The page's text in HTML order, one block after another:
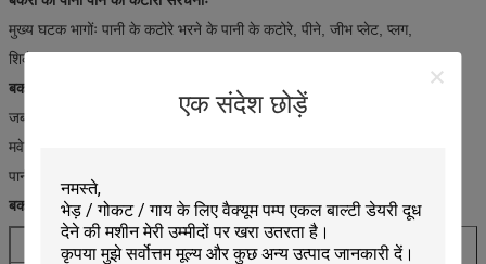
एक संदेश छोड़ें
मुख्य घटक भागोंः पानी के कटोरे भरने के पानी के कटोरे, पीने, जीभ प्लेट, प्लग,
शिकंजा, पागल।
बकरी के पानी पीने के कटोरे का सिद्धांत:
जब जानवर पीने के पानी, चाप चल प्लेटों, प्लेटों वाल्व धक्का, पानी बहता है
मवेशियों के पीने के लिए पाइप कटोरे से, और फिर वसंत प्लेट की कार्रवाई के तहत रीसेट,
पानी बंद करो, पानी की आपूर्ति बंद करो।
बकरी के पानी के पेय के लिए कटोरे का विनिर्देश:
मॉडल
HL-58E